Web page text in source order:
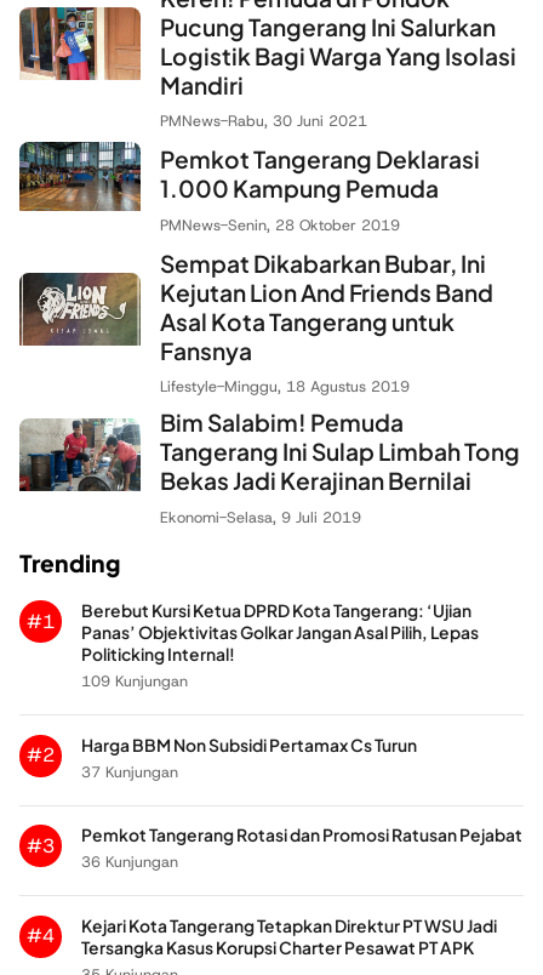
Pucung Tangerang Ini Salurkan
Logistik Bagi Warga Yang Isolasi
Mandiri
PMNews-Rabu, 30 Juni 2021
Pemkot Tangerang Deklarasi
1.000 Kampung Pemuda
PMNews-Senin, 28 Oktober 2019
Sempat Dikabarkan Bubar, Ini
Kejutan Lion And Friends Band
Asal Kota Tangerang untuk
Fansnya
Lifestyle-Minggu, 18 Agustus 2019
Bim Salabim! Pemuda
Tangerang Ini Sulap Limbah Tong
Bekas Jadi Kerajinan Bernilai
Ekonomi-Selasa, 9 Juli 2019
Trending
#1
Berebut Kursi Ketua DPRD Kota Tangerang: ‘Ujian
Panas’ Objektivitas Golkar Jangan Asal Pilih, Lepas
Politicking Internal!
109 Kunjungan
#2
Harga BBM Non Subsidi Pertamax Cs Turun
37 Kunjungan
#3
Pemkot Tangerang Rotasi dan Promosi Ratusan Pejabat
36 Kunjungan
#4
Kejari Kota Tangerang Tetapkan Direktur PT WSU Jadi
Tersangka Kasus Korupsi Charter Pesawat PT APK